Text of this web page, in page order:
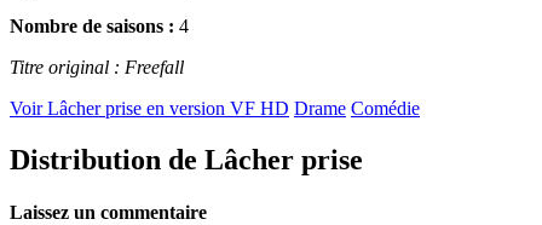
Nombre de saisons : 4
Titre original : Freefall
Voir Lâcher prise en version VF HD Drame Comédie
Distribution de Lâcher prise
Laissez un commentaire